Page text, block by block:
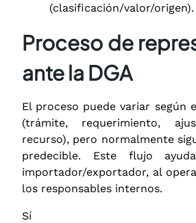
(clasificación/valor/origen).
Proceso de
ante la DGA
El proceso puede variar según
(trámite, requerimiento,
recurso), pero normalmente
predecible. Este flujo
importador/exportador, al
los responsables internos.
Sí